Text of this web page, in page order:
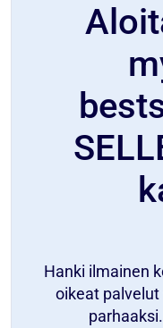
Hanki ilmainen
oikeat